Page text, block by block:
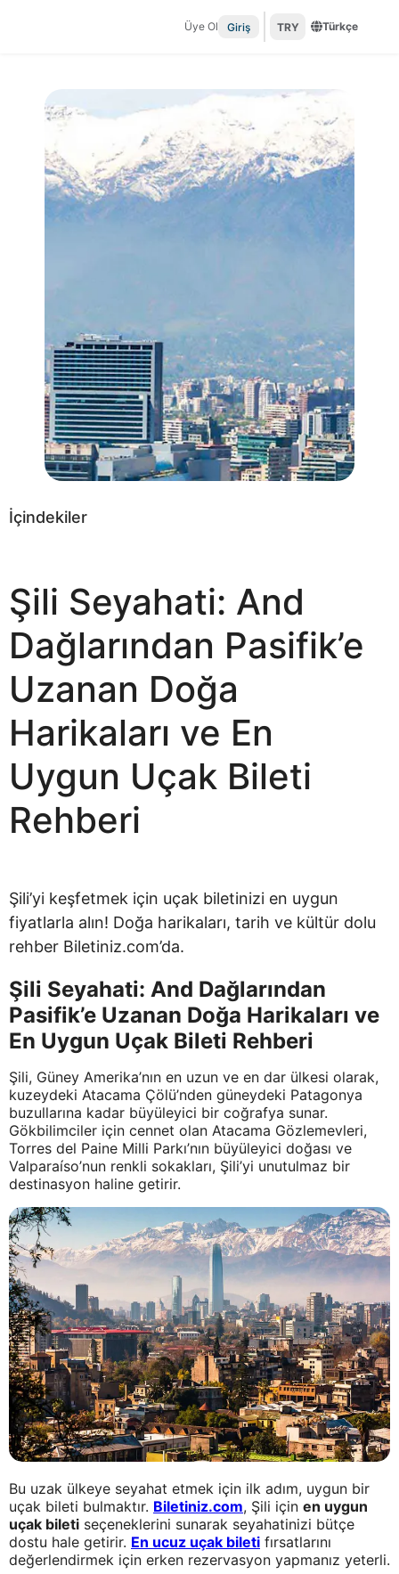
Üye Ol Giriş TRY Türkçe
İçindekiler
Şili Seyahati: And
Dağlarından Pasifik’e
Uzanan Doğa
Harikaları ve En
Uygun Uçak Bileti
Rehberi
Şili’yi keşfetmek için uçak biletinizi en uygun
fiyatlarla alın! Doğa harikaları, tarih ve kültür dolu
rehber Biletiniz.com’da.
Şili Seyahati: And Dağlarından
Pasifik’e Uzanan Doğa Harikaları ve
En Uygun Uçak Bileti Rehberi
Şili, Güney Amerika’nın en uzun ve en dar ülkesi olarak,
kuzeydeki Atacama Çölü’nden güneydeki Patagonya
buzullarına kadar büyüleyici bir coğrafya sunar.
Gökbilimciler için cennet olan Atacama Gözlemevleri,
Torres del Paine Milli Parkı’nın büyüleyici doğası ve
Valparaíso’nun renkli sokakları, Şili’yi unutulmaz bir
destinasyon haline getirir.
Bu uzak ülkeye seyahat etmek için ilk adım, uygun bir
uçak bileti bulmaktır. Biletiniz.com, Şili için en uygun
uçak bileti seçeneklerini sunarak seyahatinizi bütçe
dostu hale getirir. En ucuz uçak bileti fırsatlarını
değerlendirmek için erken rezervasyon yapmanız yeterli.